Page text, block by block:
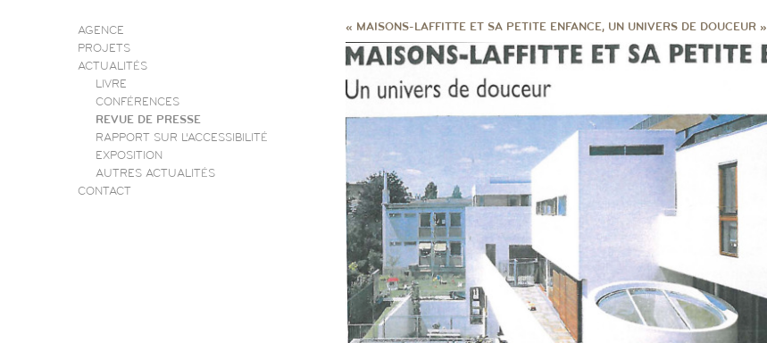
AGENCE
PROJETS
ACTUALITÉS
LIVRE
CONFÉRENCES
REVUE DE PRESSE
RAPPORT SUR L’ACCESSIBILITÉ
EXPOSITION
AUTRES ACTUALITÉS
CONTACT
« MAISONS-LAFFITTE ET SA PETITE ENFANCE, UN UNIVERS DE DOUCEUR »